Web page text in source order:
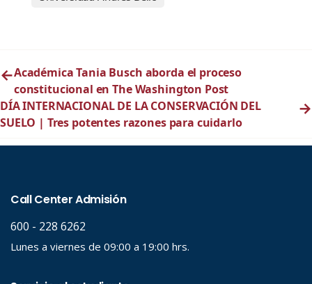
←Académica Tania Busch aborda el proceso
constitucional en The Washington Post
DÍA INTERNACIONAL DE LA CONSERVACIÓN DEL
SUELO | Tres potentes razones para cuidarlo
→